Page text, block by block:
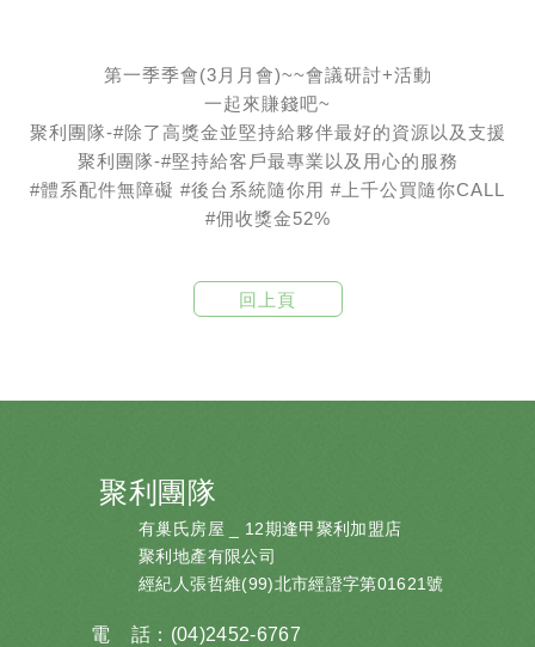
第一季季會(3月月會)~~會議研討+活動
一起來賺錢吧​~
聚利團隊-#除了高獎金並堅持給夥伴最好的資源以及支援
聚利團隊-#堅持給客戶最專業以及用心的服務
#體系配件無障礙 #後台系統隨你用 #上千公買隨你CALL
#佣收獎金52%
回上頁
聚利團隊
有巢氏房屋 _ 12期逢甲聚利加盟店
聚利地產有限公司
經紀人張哲維(99)北市經證字第01621號
電 話： (04)2452-6767